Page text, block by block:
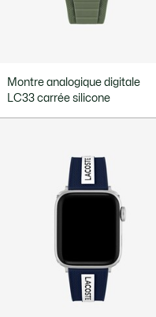
Montre analogique digitale
LC33 carrée silicone